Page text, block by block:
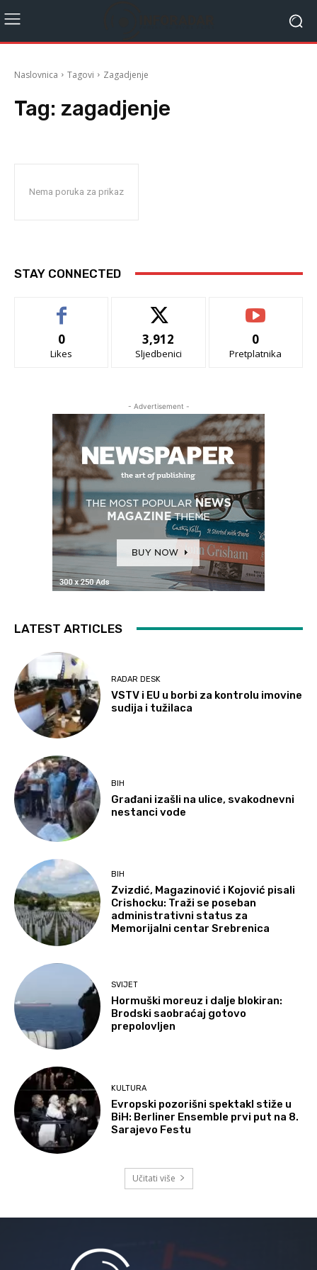
Naslovnica Tagovi Zagadjenje
Tag: zagadjenje
Nema poruka za prikaz
STAY CONNECTED
0
Likes
3,912
Sljedbenici
0
Pretplatnika
- Advertisement -
LATEST ARTICLES
RADAR DESK
VSTV i EU u borbi za kontrolu imovine
sudija i tužilaca
BIH
Građani izašli na ulice, svakodnevni
nestanci vode
BIH
Zvizdić, Magazinović i Kojović pisali
Crishocku: Traži se poseban
administrativni status za
Memorijalni centar Srebrenica
SVIJET
Hormuški moreuz i dalje blokiran:
Brodski saobraćaj gotovo
prepolovljen
KULTURA
Evropski pozorišni spektakl stiže u
BiH: Berliner Ensemble prvi put na 8.
Sarajevo Festu
Učitati više